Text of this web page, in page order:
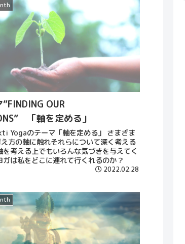
OUR
「軸を定める」
Yogaのテーマ「軸を定める」 さまざま
方の軸に触れそれらについて深く考える
を考える上でもいろんな気づきを与えてく
ガは私をどこに連れて行くれるのか？
2022.02.28